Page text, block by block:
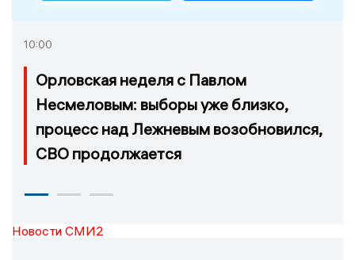
10:00
Орловская неделя с Павлом
Несмеловым: выборы уже близко,
процесс над Лежневым возобновился,
СВО продолжается
Новости СМИ2